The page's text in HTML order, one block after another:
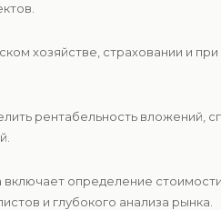
хозяйстве, страховании и
рентабельность вложений,
включает определение
и глубокого анализа рынка.